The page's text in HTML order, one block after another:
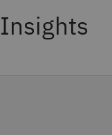
Insights